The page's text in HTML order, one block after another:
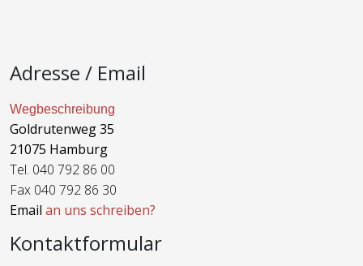
Adresse / Email
Wegbeschreibung
Goldrutenweg 35
21075 Hamburg
Tel. 040 792 86 00
Fax 040 792 86 30
Email an uns schreiben?
Kontaktformular